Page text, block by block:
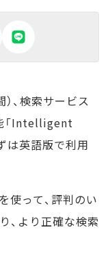
、検索サービス
「Intelligent
は英語版で利用
使って、評判のい
、より正確な検索